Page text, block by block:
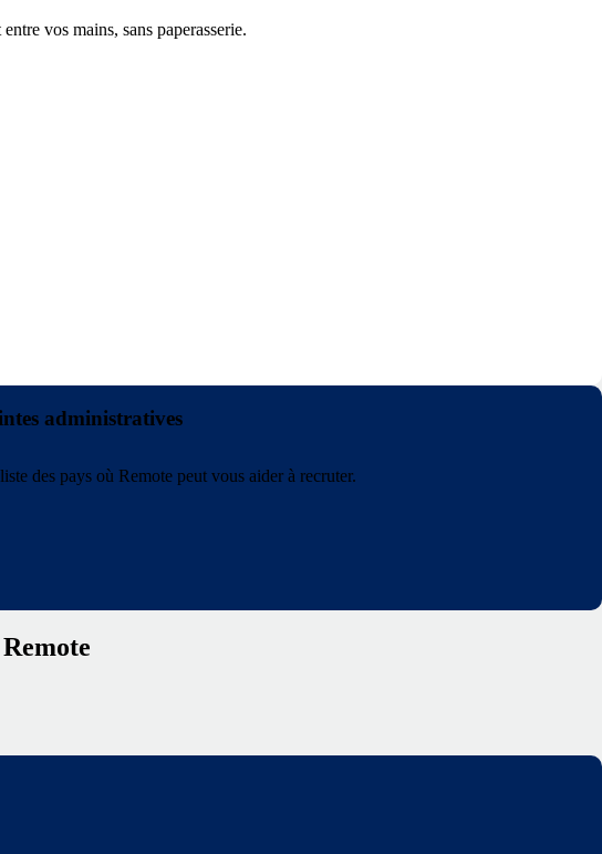
vos mains, sans paperasserie.
administratives
des pays où Remote peut vous aider à recruter.